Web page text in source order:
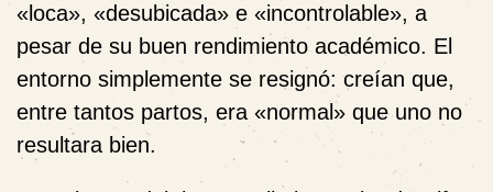
«loca», «desubicada» e «incontrolable», a
pesar de su buen rendimiento académico. El
entorno simplemente se resignó: creían que,
entre tantos partos, era «normal» que uno no
resultara bien.